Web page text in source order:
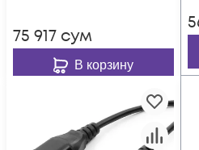
75 917 сум
В корзину